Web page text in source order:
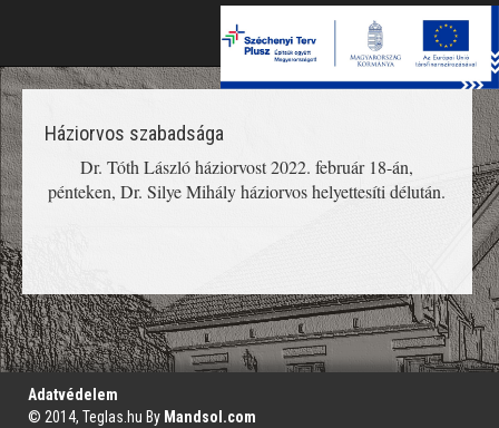
Háziorvos szabadsága
Dr. Tóth László háziorvost 2022. február 18-án,
pénteken, Dr. Silye Mihály háziorvos helyettesíti délután.
';
Adatvédelem
© 2014, Teglas.hu By Mandsol.com